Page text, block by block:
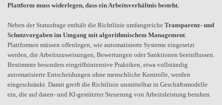
Plattform muss widerlegen, dass ein Arbeitsverhältnis besteht.
Neben der Statusfrage enthält die Richtlinie umfangreiche Transparenz- und
Schutzvorgaben im Umgang mit algorithmischem Management.
Plattformen müssen offenlegen, wie automatisierte Systeme eingesetzt
werden, die Arbeitszuweisungen, Bewertungen oder Sanktionen beeinflussen.
Bestimmte besonders eingriffsintensive Praktiken, etwa vollständig
automatisierte Entscheidungen ohne menschliche Kontrolle, werden
eingeschränkt. Damit greift die Richtlinie unmittelbar in Geschäftsmodelle
ein, die auf daten- und KI-gestützter Steuerung von Arbeitsleistung beruhen.